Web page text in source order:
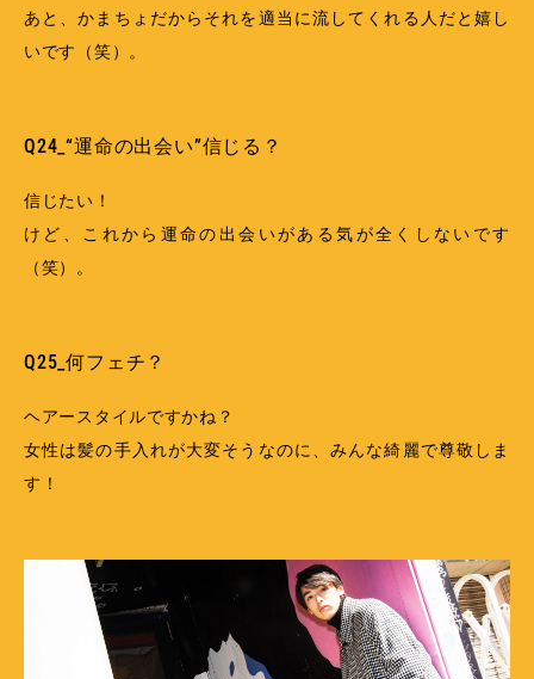
あと、かまちょだからそれを適当に流してくれる人だと嬉し
いです（笑）。
Q24_“運命の出会い”信じる？
信じたい！
けど、これから運命の出会いがある気が全くしないです
（笑）。
Q25_何フェチ？
ヘアースタイルですかね？
女性は髪の手入れが大変そうなのに、みんな綺麗で尊敬しま
す！